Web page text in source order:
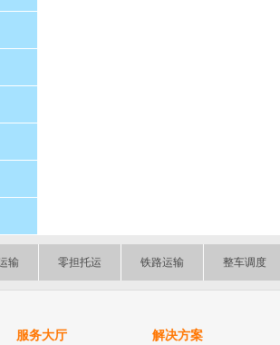
输 零担托运 铁路运输 整车调度
服务大厅 解决方案